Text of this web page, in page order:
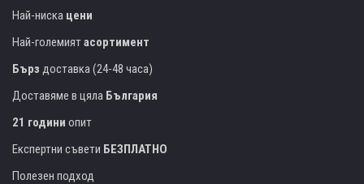
Най-ниска цени
Най-големиятасортимент
Бърз доставка (24-48 часа)
Доставяме в цяла България
21 години опит
Експертни съвети БЕЗПЛАТНО
Полезен подход